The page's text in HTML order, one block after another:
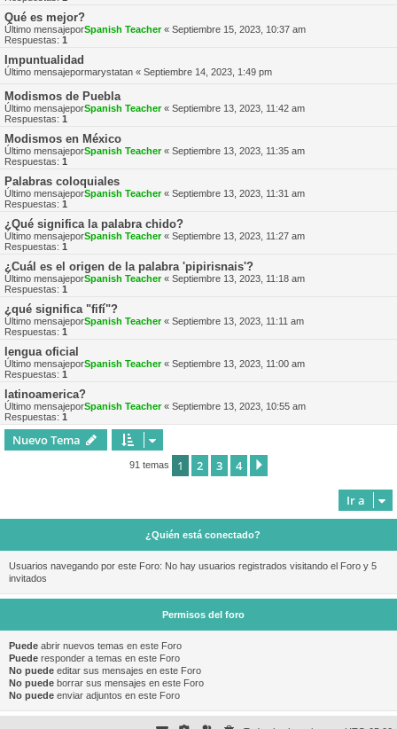
Qué es mejor?
Último mensajeporSpanish Teacher« Septiembre 15, 2023, 10:37 am
Respuestas: 1
Impuntualidad
Último mensajepormarystatan « Septiembre 14, 2023, 1:49 pm
Modismos de Puebla
Último mensajeporSpanish Teacher« Septiembre 13, 2023, 11:42 am
Respuestas: 1
Modismos en México
Último mensajeporSpanish Teacher« Septiembre 13, 2023, 11:35 am
Respuestas: 1
Palabras coloquiales
Último mensajeporSpanish Teacher« Septiembre 13, 2023, 11:31 am
Respuestas: 1
¿Qué significa la palabra chido?
Último mensajeporSpanish Teacher« Septiembre 13, 2023, 11:27 am
Respuestas: 1
¿Cuál es el origen de la palabra 'pipirisnais'?
Último mensajeporSpanish Teacher« Septiembre 13, 2023, 11:18 am
Respuestas: 1
¿qué significa "fifí"?
Último mensajeporSpanish Teacher« Septiembre 13, 2023, 11:11 am
Respuestas: 1
lengua oficial
Último mensajeporSpanish Teacher« Septiembre 13, 2023, 11:00 am
Respuestas: 1
latinoamerica?
Último mensajeporSpanish Teacher« Septiembre 13, 2023, 10:55 am
Respuestas: 1
Nuevo Tema
91 temas 1 2 3 4
Ir a
¿Quién está conectado?
Usuarios navegando por este Foro: No hay usuarios registrados visitando el Foro y 5
invitados
Permisos del foro
Puede abrir nuevos temas en este Foro
Puede responder a temas en este Foro
No puede editar sus mensajes en este Foro
No puede borrar sus mensajes en este Foro
No puede enviar adjuntos en este Foro